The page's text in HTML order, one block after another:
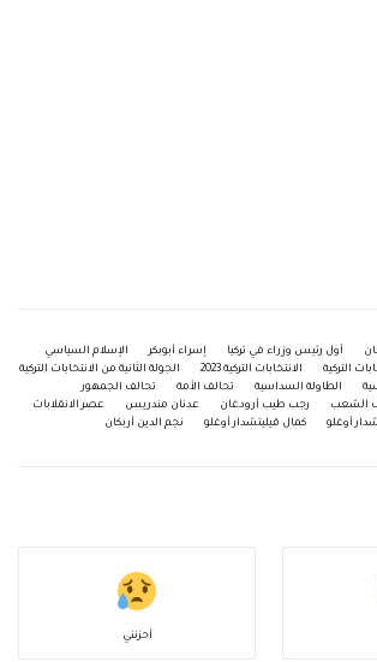
أول رئيس وزراء في تركيا إسراء أبوبكر
الإسلام السياسي
التركية
الانتخابات التركية 2023
الجولة الثانية من الانتخابات التركية
الطاولة السداسية تحالف الأمة
تحالف الجمهور
الشعب
رجب طيب أرودغان عدنان مندريس
عصر الانقلابات
أوغلو
كمال قيليتشدار أوغلو نجم الدين أربكان
أحزنني